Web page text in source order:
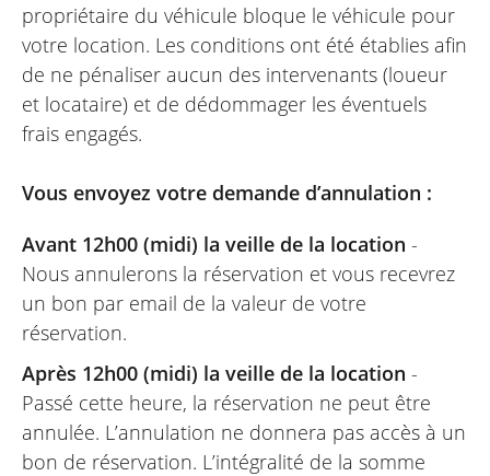
propriétaire du véhicule bloque le véhicule pour
votre location. Les conditions ont été établies afin
de ne pénaliser aucun des intervenants (loueur
et locataire) et de dédommager les éventuels
frais engagés.
Vous envoyez votre demande d’annulation :
Avant 12h00 (midi) la veille de la location -
Nous annulerons la réservation et vous recevrez
un bon par email de la valeur de votre
réservation.
Après 12h00 (midi) la veille de la location -
Passé cette heure, la réservation ne peut être
annulée. L’annulation ne donnera pas accès à un
bon de réservation. L’intégralité de la somme